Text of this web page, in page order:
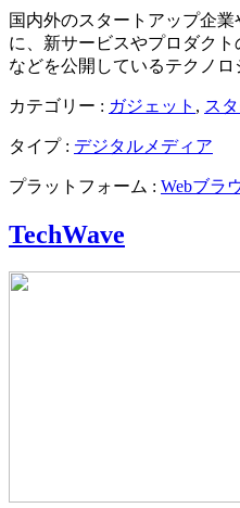
国内外のスタートアップ企
に、新サービスやプロダク
などを公開しているテクノ
カテゴリー : ガジェット , ス
タイプ : デジタルメディア
プラットフォーム : Webブラ
TechWave